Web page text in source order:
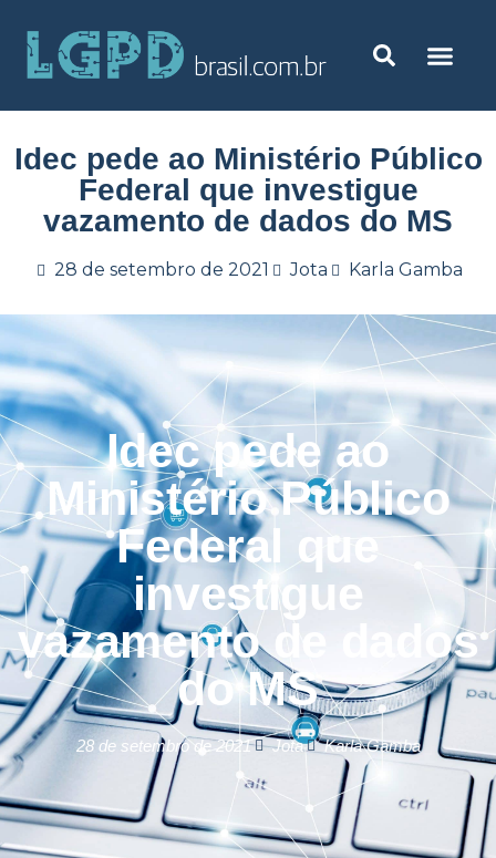
Idec pede ao Ministério Público
Federal que investigue
vazamento de dados do MS
28 de setembro de 2021 Jota Karla Gamba
Idec pede ao
Ministério Público
Federal que
investigue
vazamento de dados
do MS
28 de setembro de 2021 Jota Karla Gamba